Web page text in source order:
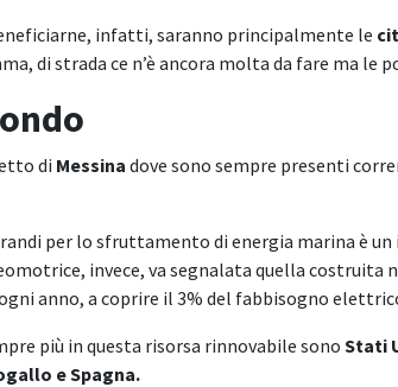
infatti, saranno principalmente le
di strada ce n’è ancora molta da fare ma le
di Messina dove sono sempre presenti
per lo sfruttamento di energia marina è un
invece, va segnalata quella costruita
anno, a coprire il 3% del fabbisogno
più in questa risorsa rinnovabile sono Stati
e Spagna.